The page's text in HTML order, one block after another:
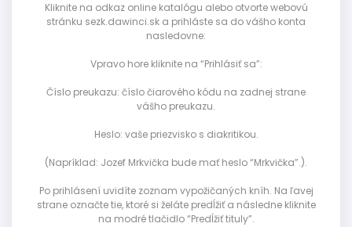
Kliknite na odkaz online katalógu alebo otvorte webovú
stránku sezk.dawinci.sk a prihláste sa do vášho konta
nasledovne:
Vpravo hore kliknite na “Prihlásiť sa”:
Číslo preukazu: číslo čiarového kódu na zadnej strane
vášho preukazu.
Heslo: vaše priezvisko s diakritikou.
(Napríklad: Jozef Mrkvička bude mať heslo “Mrkvička”.).
Po prihlásení uvidíte zoznam vypožičaných kníh. Na ľavej
strane označte tie, ktoré si želáte predĺžiť a následne kliknite
na modré tlačidlo “Predĺžiť tituly”.